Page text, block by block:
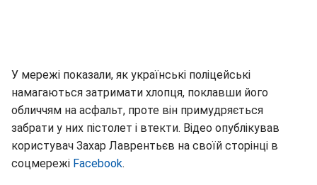
У мережі показали, як українські поліцейські
намагаються затримати хлопця, поклавши його
обличчям на асфальт, проте він примудряється
забрати у них пістолет і втекти. Відео опублікував
користувач Захар Лаврентьєв на своїй сторінці в
соцмережі Facebook.